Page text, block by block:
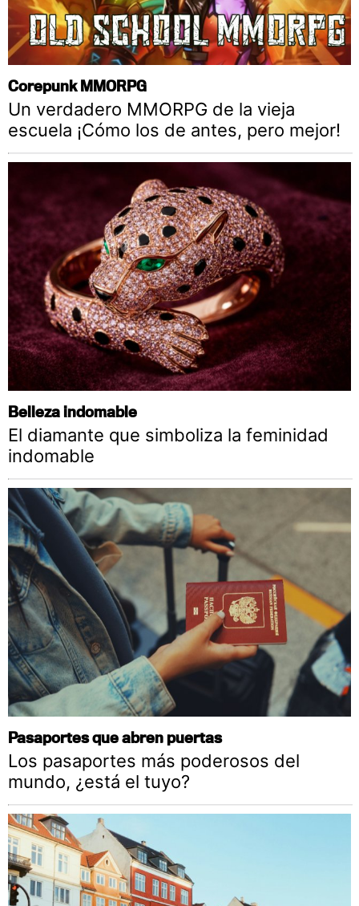
Corepunk MMORPG
Un verdadero MMORPG de la vieja
escuela ¡Cómo los de antes, pero mejor!
Belleza indomable
El diamante que simboliza la feminidad
indomable
Pasaportes que abren puertas
Los pasaportes más poderosos del
mundo, ¿está el tuyo?